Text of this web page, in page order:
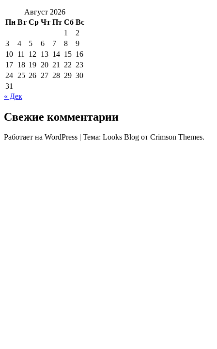
Август 2026
Пн Вт Ср Чт Пт Сб Вс
1
2
3
4 5 6 7 8
9
10 11 12 13 14 15 16
17 18 19 20 21 22 23
24 25 26 27 28 29 30
31
« Дек
Свежие комментарии
Работает на WordPress | Тема: Looks Blog от Crimson Themes.